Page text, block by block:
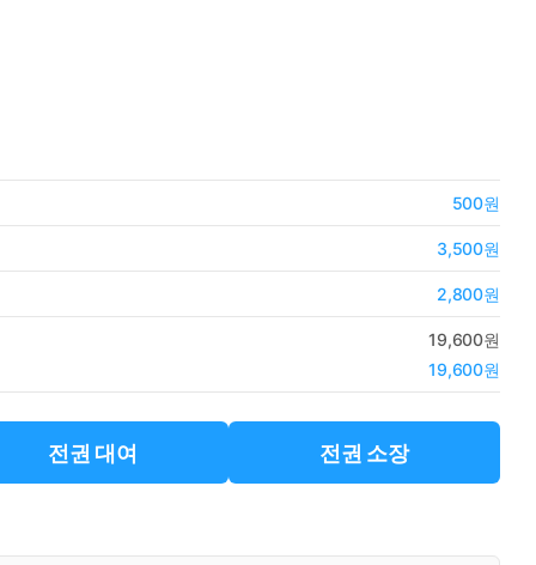
500원
3,500원
2,800원
19,600원
19,600원
전권 대여 전권 소장